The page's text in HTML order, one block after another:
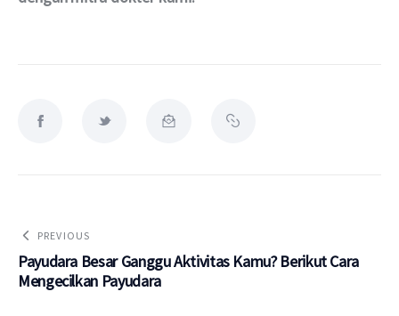
PREVIOUS
Payudara Besar Ganggu Aktivitas Kamu? Berikut Cara
Mengecilkan Payudara